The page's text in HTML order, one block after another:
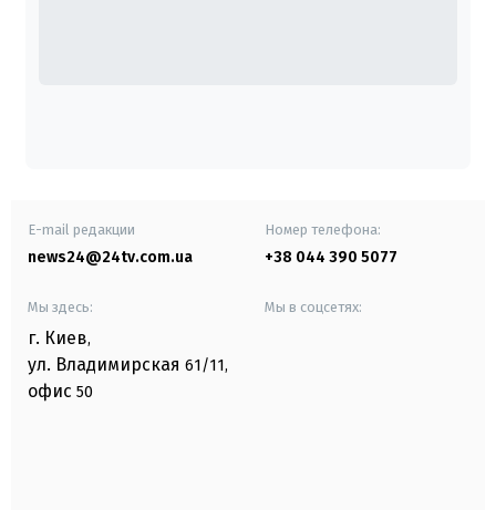
E-mail редакции
news24@24tv.com.ua
Номер телефона:
+38 044 390 5077
Мы здесь:
г. Киев,
ул. Владимирская 61/11,
офис 50
Мы в соцсетях: